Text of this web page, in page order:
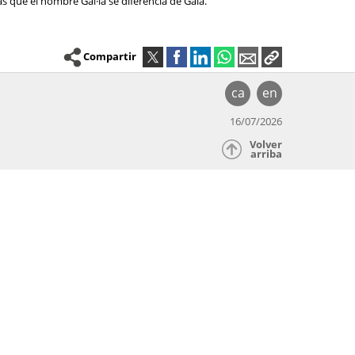
Compartir
ca en
16/07/2026
Volver
arriba